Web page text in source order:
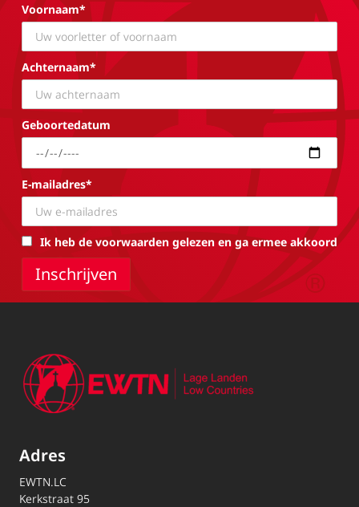
Voornaam*
Achternaam*
Geboortedatum
E-mailadres*
Ik heb de voorwaarden gelezen en ga ermee akkoord
Adres
EWTN.LC
Kerkstraat 95